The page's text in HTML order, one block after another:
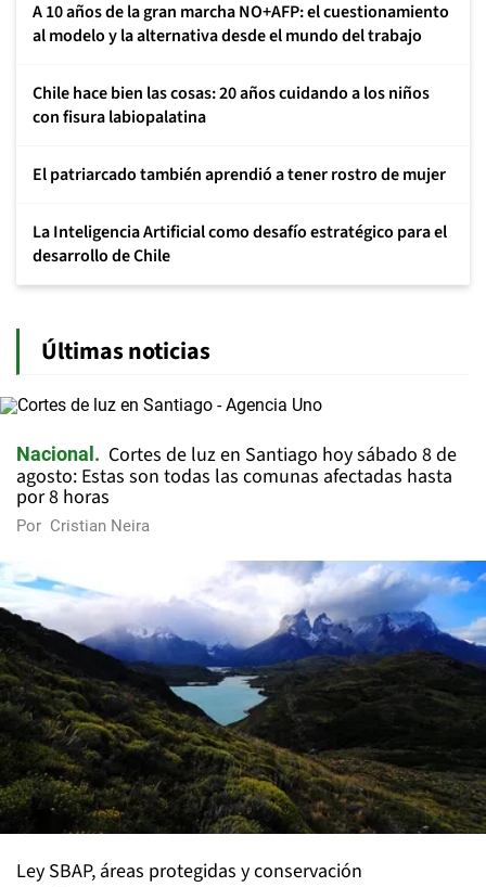
A 10 años de la gran marcha NO+AFP: el cuestionamiento
al modelo y la alternativa desde el mundo del trabajo
Chile hace bien las cosas: 20 años cuidando a los niños
con fisura labiopalatina
El patriarcado también aprendió a tener rostro de mujer
La Inteligencia Artificial como desafío estratégico para el
desarrollo de Chile
Últimas noticias
Nacional
Cortes de luz en Santiago hoy sábado 8 de
agosto: Estas son todas las comunas afectadas hasta
por 8 horas
Por Cristian Neira
Ley SBAP, áreas protegidas y conservación